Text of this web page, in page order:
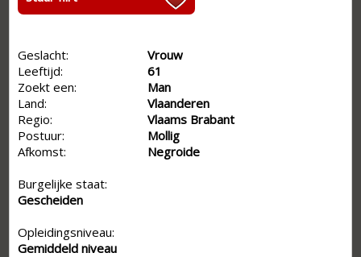
Geslacht:
Vrouw
Leeftijd:
61
Zoekt een:
Man
Land:
Vlaanderen
Regio:
Vlaams Brabant
Postuur:
Mollig
Afkomst:
Negroide
Burgelijke staat:
Gescheiden
Opleidingsniveau:
Gemiddeld niveau